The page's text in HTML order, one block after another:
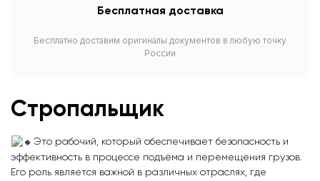
Бесплатная доставка
Бесплатно доставим оригиналы документов в любую точку
России
Стропальщик
Это рабочий, который обеспечивает безопасность и
эффективность в процессе подъёма и перемещения грузов.
Его роль является важной в различных отраслях, где